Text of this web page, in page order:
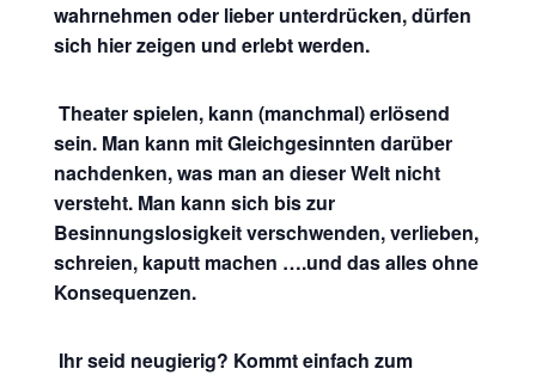
wahrnehmen oder lieber unterdrücken, dürfen
sich hier zeigen und erlebt werden.
Theater spielen, kann (manchmal) erlösend
sein. Man kann mit Gleichgesinnten darüber
nachdenken, was man an dieser Welt nicht
versteht. Man kann sich bis zur
Besinnungslosigkeit verschwenden, verlieben,
schreien, kaputt machen ….und das alles ohne
Konsequenzen.
Ihr seid neugierig? Kommt einfach zum